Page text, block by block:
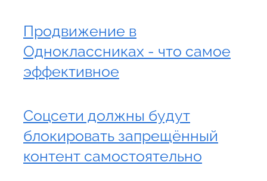
Продвижение в
Одноклассниках - что самое
эффективное
Соцсети должны будут
блокировать запрещённый
контент самостоятельно